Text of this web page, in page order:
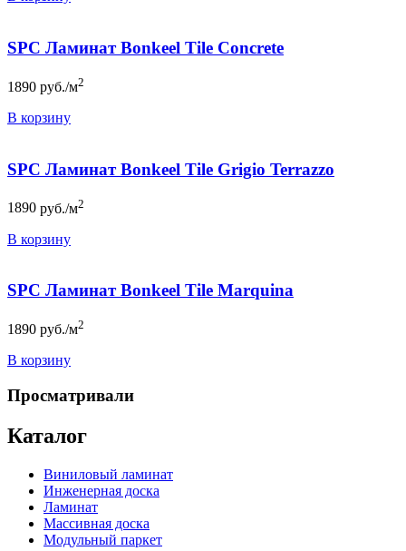
SPC Ламинат Bonkeel Tile Concrete
1890 руб./м2
В корзину
SPC Ламинат Bonkeel Tile Grigio Terrazzo
1890 руб./м2
В корзину
SPC Ламинат Bonkeel Tile Marquina
1890 руб./м2
В корзину
Просматривали
Каталог
Виниловый ламинат
Инженерная доска
Ламинат
Массивная доска
Модульный паркет